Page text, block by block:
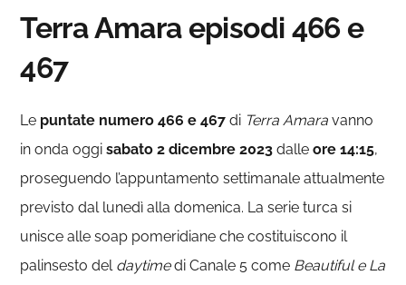
Terra Amara episodi 466 e
467
Le puntate numero466 e 467 di Terra Amara vanno
in onda oggi sabato 2 dicembre 2023 dalleore 14:15,
proseguendo l’appuntamento settimanale attualmente
previsto dal lunedì alla domenica. La serie turca si
unisce alle soap pomeridiane che costituiscono il
palinsesto del daytimedi Canale 5 come Beautiful e La